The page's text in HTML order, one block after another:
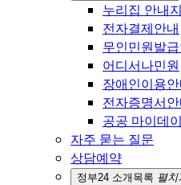
누리집 안내
전자결제안내
무인민원발
어디서나민원
장애인이용
전자증명서
공공 마이데
자주 묻는 질문
상담예약
정부24 소개 목록 펼치